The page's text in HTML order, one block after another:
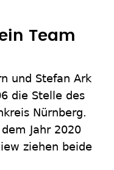
Team
und Stefan Ark
die Stelle des
Nürnberg.
Jahr 2020
ziehen beide